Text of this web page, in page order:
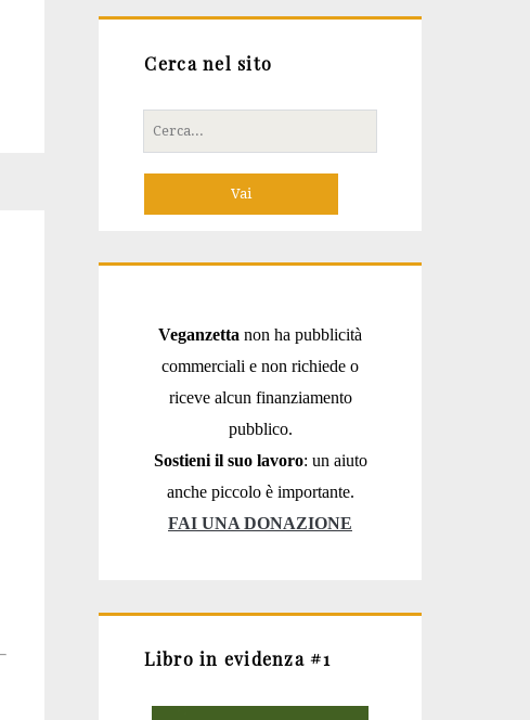
Cerca nel sito
Cerca
per:
Veganzetta non ha pubblicità
commerciali e non richiede o
riceve alcun finanziamento
pubblico.
Sostieni il suo lavoro: un aiuto
anche piccolo è importante.
FAI UNA DONAZIONE
Libro in evidenza #1